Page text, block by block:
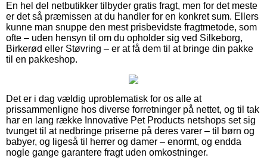
En hel del netbutikker tilbyder gratis fragt, men for det meste
er det så præmissen at du handler for en konkret sum. Ellers
kunne man snuppe den mest prisbevidste fragtmetode, som
ofte – uden hensyn til om du opholder sig ved Silkeborg,
Birkerød eller Støvring – er at få dem til at bringe din pakke
til en pakkeshop.
Det er i dag vældig uproblematisk for os alle at
prissammenligne hos diverse forretninger på nettet, og til tak
har en lang række Innovative Pet Products netshops set sig
tvunget til at nedbringe priserne på deres varer – til børn og
babyer, og ligeså til herrer og damer – enormt, og endda
nogle gange garantere fragt uden omkostninger.